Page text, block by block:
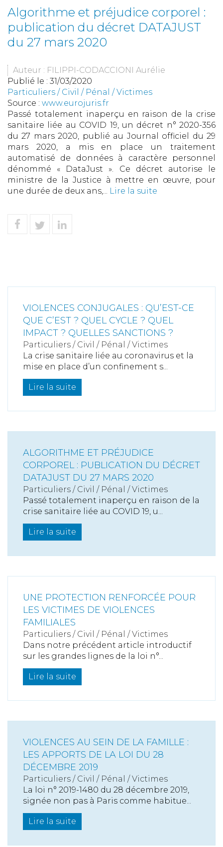
Algorithme et préjudice corporel :
publication du décret DATAJUST
du 27 mars 2020
Auteur : FILIPPI-CODACCIONI Aurélie
Publié le : 31/03/2020
Particuliers / Civil / Pénal /Victimes
Source : www.eurojuris.fr
Passé totalement inaperçu en raison de la crise
sanitaire liée au COVID 19, un décret n° 2020-356
du 27 mars 2020, publié au Journal officiel du 29
mars 2020, a mis en place un traitement
automatisé de données à caractère personnel
dénommé « DataJust ». Ce décret autorise le
ministre de la Justice à mettre en œuvre, pour
une durée de deux ans,... Lire la suite
VIOLENCES CONJUGALES : QU’EST-CE
QUE C’EST ? QUEL CYCLE ? QUEL
IMPACT ? QUELLES SANCTIONS ?
Particuliers / Civil / Pénal /Victimes
La crise sanitaire liée au coronavirus et la
mise en place d’un confinement s...
Lire la suite
ALGORITHME ET PRÉJUDICE
CORPOREL : PUBLICATION DU DÉCRET
DATAJUST DU 27 MARS 2020
Particuliers / Civil / Pénal /Victimes
Passé totalement inaperçu en raison de la
crise sanitaire liée au COVID 19, u...
Lire la suite
UNE PROTECTION RENFORCÉE POUR
LES VICTIMES DE VIOLENCES
FAMILIALES
Particuliers / Civil / Pénal /Victimes
Dans notre précédent article introductif
sur les grandes lignes de la loi n°...
Lire la suite
VIOLENCES AU SEIN DE LA FAMILLE :
LES APPORTS DE LA LOI DU 28
DÉCEMBRE 2019
Particuliers / Civil / Pénal /Victimes
La loi n° 2019-1480 du 28 décembre 2019,
signée non pas à Paris comme habitue...
Lire la suite